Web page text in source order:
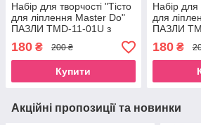
Набір для творчості "Тісто
для ліплення Master Do"
ПАЗЛИ TMD-11-01U з
формочками Трактор
180 ₴ 200 ₴
Купити
Набір для
для
ПАЗЛИ
180₴
Акційні пропозиції та новинки